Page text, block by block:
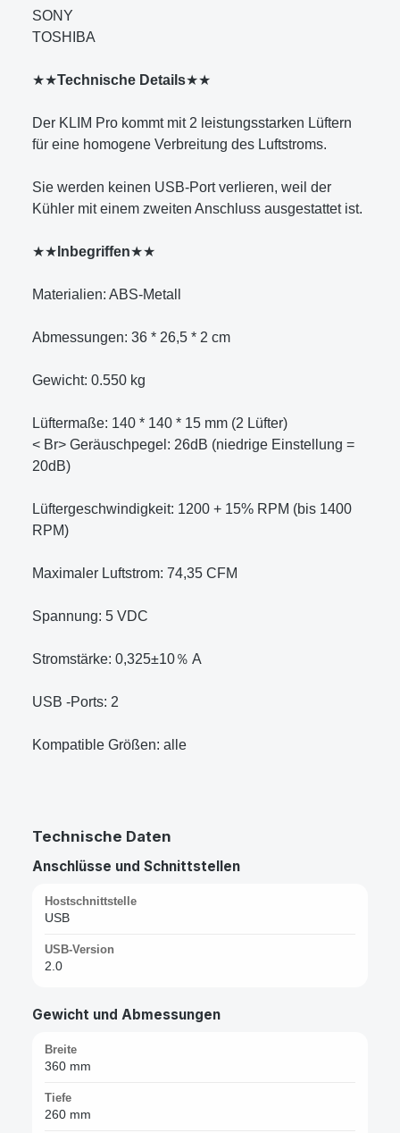
SONY
TOSHIBA
★★Technische Details★★
Der KLIM Pro kommt mit 2 leistungsstarken Lüftern
für eine homogene Verbreitung des Luftstroms.
Sie werden keinen USB-Port verlieren, weil der
Kühler mit einem zweiten Anschluss ausgestattet ist.
★★ Inbegriffen★★
Materialien: ABS-Metall
Abmessungen: 36 * 26,5 * 2 cm
Gewicht: 0.550 kg
Lüftermaße: 140 * 140 * 15 mm (2 Lüfter)
< Br> Geräuschpegel: 26dB (niedrige Einstellung =
20dB)
Lüftergeschwindigkeit: 1200 + 15% RPM (bis 1400
RPM)
Maximaler Luftstrom: 74,35 CFM
Spannung: 5 VDC
Stromstärke: 0,325±10％ A
USB -Ports: 2
Kompatible Größen: alle
Technische Daten
Anschlüsse und Schnittstellen
Hostschnittstelle
USB
USB-Version
2.0
Gewicht und Abmessungen
Breite
360 mm
Tiefe
260 mm